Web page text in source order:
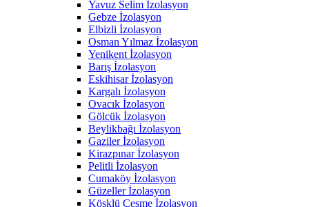
Yavuz Selim İzolasyon
Gebze İzolasyon
Elbizli İzolasyon
Osman Yılmaz İzolasyon
Yenikent İzolasyon
Barış İzolasyon
Eskihisar İzolasyon
Kargalı İzolasyon
Ovacık İzolasyon
Gölcük İzolasyon
Beylikbağı İzolasyon
Gaziler İzolasyon
Kirazpınar İzolasyon
Pelitli İzolasyon
Cumaköy İzolasyon
Güzeller İzolasyon
Köşklü Çeşme İzolasyon